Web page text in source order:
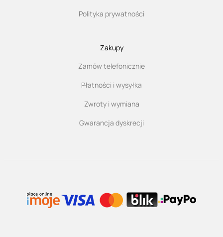
Polityka prywatności
Zakupy
Zamów telefonicznie
Płatności i wysyłka
Zwroty i wymiana
Gwarancja dyskrecji